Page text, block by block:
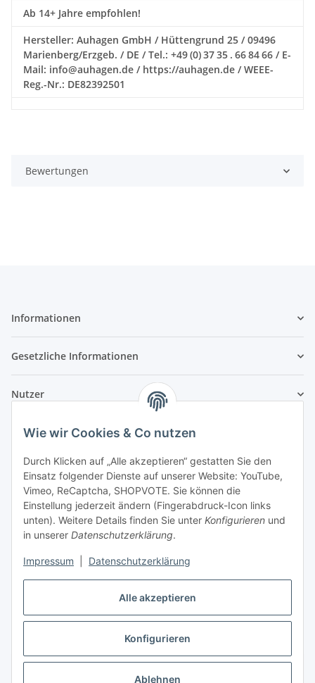
Alle akzeptieren
Konfigurieren
Ablehnen
Wie wir Cookies & Co nutzen
Durch Klicken auf „Alle akzeptieren“ gestatten Sie den
Einsatz folgender Dienste auf unserer Website: YouTube,
Vimeo, ReCaptcha, SHOPVOTE. Sie können die
Einstellung jederzeit ändern (Fingerabdruck-Icon links
unten). Weitere Details finden Sie unter Konfigurieren und
in unserer Datenschutzerklärung.
Impressum Datenschutzerklärung
Ab 14+ Jahre empfohlen!
Hersteller: Auhagen GmbH / Hüttengrund 25 / 09496
Marienberg/Erzgeb. / DE / Tel.: +49 (0) 37 35 . 66 84 66 / E-
Mail: info@auhagen.de / https://auhagen.de / WEEE-
Reg.-Nr.: DE82392501
Bewertungen
Informationen
Gesetzliche Informationen
Nutzer